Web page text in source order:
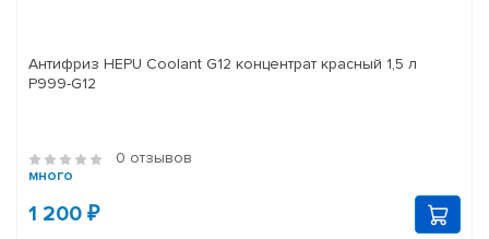
Антифриз HEPU Coolant G12 концентрат красный 1,5 л
P999-G12
0 отзывов
много
1 200 ₽